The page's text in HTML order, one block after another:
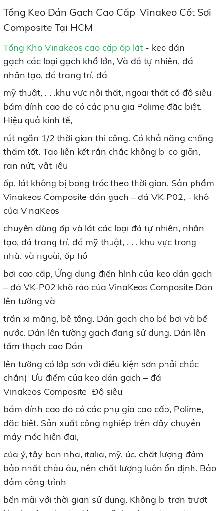
Tổng Keo Dán Gạch Cao Cấp Vinakeo Cốt Sợi
Composite Tại HCM
Tổng Kho Vinakeos cao cấp ốp lát- keo dán
gạch các loại gạch khổ lớn, Và đá tự nhiên, đá
nhân tạo, đá trang trí, đá
mỹ thuật, . . .khu vực nội thất, ngoại thất có độ siêu
bám dính cao do có các phụ gia Polime đặc biệt.
Hiệu quả kinh tế,
rút ngắn 1/2 thời gian thi công. Có khả năng chống
thấm tốt. Tạo liên kết rắn chắc không bị co giãn,
rạn nứt, vật liệu
ốp, lát không bị bong tróc theo thời gian. Sản phẩm
Vinakeos Composite dán gạch – đá VK-P02, - khô
của VinaKeos
chuyên dùng ốp và lát các loại đá tự nhiên, nhân
tạo, đá trang trí, đá mỹ thuật, . . . khu vực trong
nhà. và ngoài, ốp hồ
bơi cao cấp, Ứng dụng điển hình của keo dán gạch
– đá VK-P02 khô ráo của VinaKeos Composite Dán
lên tường và
trần xi măng, bê tông. Dán gạch cho bể bơi và bể
nước. Dán lên tường gạch đang sử dụng. Dán lên
tấm thạch cao Dán
lên tường có lớp sơn với điều kiện sơn phải chắc
chắn). Ưu điểm của keo dán gạch – đá
Vinakeos Composite Độ siêu
bám dính cao do có các phụ gia cao cấp, Polime,
đặc biệt. Sản xuất công nghiệp trên dây chuyền
máy móc hiện đại,
của ý, tây ban nha, italia, mỹ, úc, chất lượng đảm
bảo nhất châu âu, nên chất lượng luôn ổn định. Bảo
đảm công trình
bền mãi với thời gian sử dụng. Không bị trơn trượt